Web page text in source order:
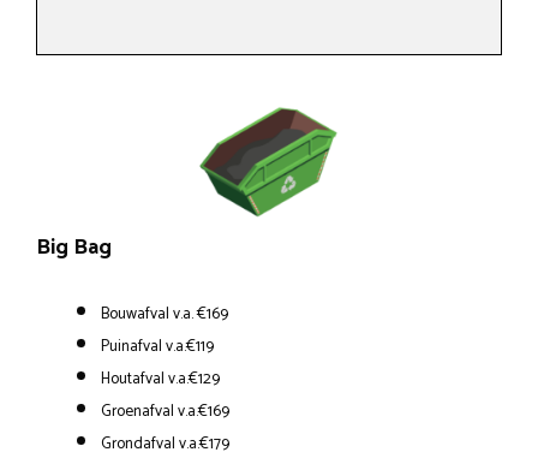
Big Bag
Bouwafval v.a. €169
Puinafval v.a.€119
Houtafval v.a.€129
Groenafval v.a.€169
Grondafval v.a.€179